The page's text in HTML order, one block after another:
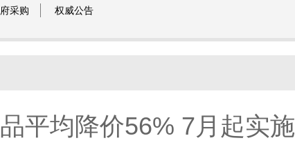
采购 权威公告
平均降价56% 7月起实施